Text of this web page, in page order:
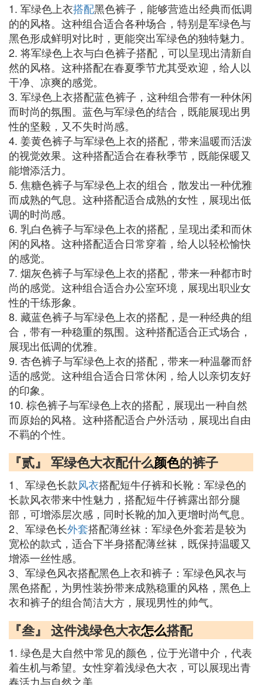
1. 军绿色上衣搭配黑色裤子，能够营造出经典而低调
的的风格。这种组合适合各种场合，特别是军绿色与
黑色形成鲜明对比时，更能突出军绿色的独特魅力。
2. 将军绿色上衣与白色裤子搭配，可以呈现出清新自
然的风格。这种搭配在春夏季节尤其受欢迎，给人以
干净、凉爽的感觉。
3. 军绿色上衣搭配蓝色裤子，这种组合带有一种休闲
而时尚的氛围。蓝色与军绿色的结合，既能展现出男
性的坚毅，又不失时尚感。
4. 姜黄色裤子与军绿色上衣的搭配，带来温暖而活泼
的视觉效果。这种搭配适合在春秋季节，既能保暖又
能增添活力。
5. 焦糖色裤子与军绿色上衣的组合，散发出一种优雅
而成熟的气息。这种搭配适合成熟的女性，展现出低
调的时尚感。
6. 乳白色裤子与军绿色上衣的搭配，呈现出柔和而休
闲的风格。这种搭配适合日常穿着，给人以轻松愉快
的感觉。
7. 烟灰色裤子与军绿色上衣的搭配，带来一种都市时
尚的感觉。这种组合适合办公室环境，展现出职业女
性的干练形象。
8. 藏蓝色裤子与军绿色上衣的搭配，是一种经典的组
合，带有一种稳重的氛围。这种搭配适合正式场合，
展现出低调的优雅。
9. 杏色裤子与军绿色上衣的搭配，带来一种温馨而舒
适的感觉。这种组合适合日常休闲，给人以亲切友好
的印象。
10. 棕色裤子与军绿色上衣的搭配，展现出一种自然
而原始的风格。这种搭配适合户外活动，展现出自由
不羁的个性。
『贰』 军绿色大衣配什么颜色的裤子
1、军绿色长款风衣搭配短牛仔裤和长靴：军绿色的
长款风衣带来中性魅力，搭配短牛仔裤露出部分腿
部，可增添层次感，同时长靴的加入更增时尚气息。
2、军绿色长外套搭配薄丝袜：军绿色外套若是较为
宽松的款式，适合下半身搭配薄丝袜，既保持温暖又
增添一丝性感。
3、军绿色风衣搭配黑色上衣和裤子：军绿色风衣与
黑色搭配，为男性装扮带来成熟稳重的风格，黑色上
衣和裤子的组合简洁大方，展现男性的帅气。
『叁』 这件浅绿色大衣怎么搭配
1. 绿色是大自然中常见的颜色，位于光谱中介，代表
着生机与希望。女性穿着浅绿色大衣，可以展现出青
春活力与自然之美。